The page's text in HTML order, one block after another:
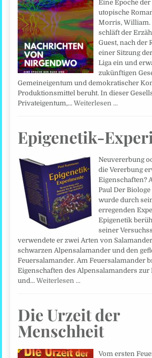
Eine Epoche
utopische
Morris, William.
schläft der
Guest, nach der
einer Sitzung
Liga ein und
zukünftigen
Gemeineigentum und demokratischer
Produktionsmittel beruht. In dieser
Privateigentum,…Weiterlesen …
Epigenetik-
Neuvererbung
die Vererbung
Eigenschaften?
Paul Der
wurde durch
erregenden
Epigenetik
seiner
verwendete er zwei Arten von
schwarzen Alpensalamander und den
Feuersalamander. Am Feuersalamander
Eigenschaften des Alpensalamanders
und…Weiterlesen …
Die Urzeit der
Menschheit
Vom ersten